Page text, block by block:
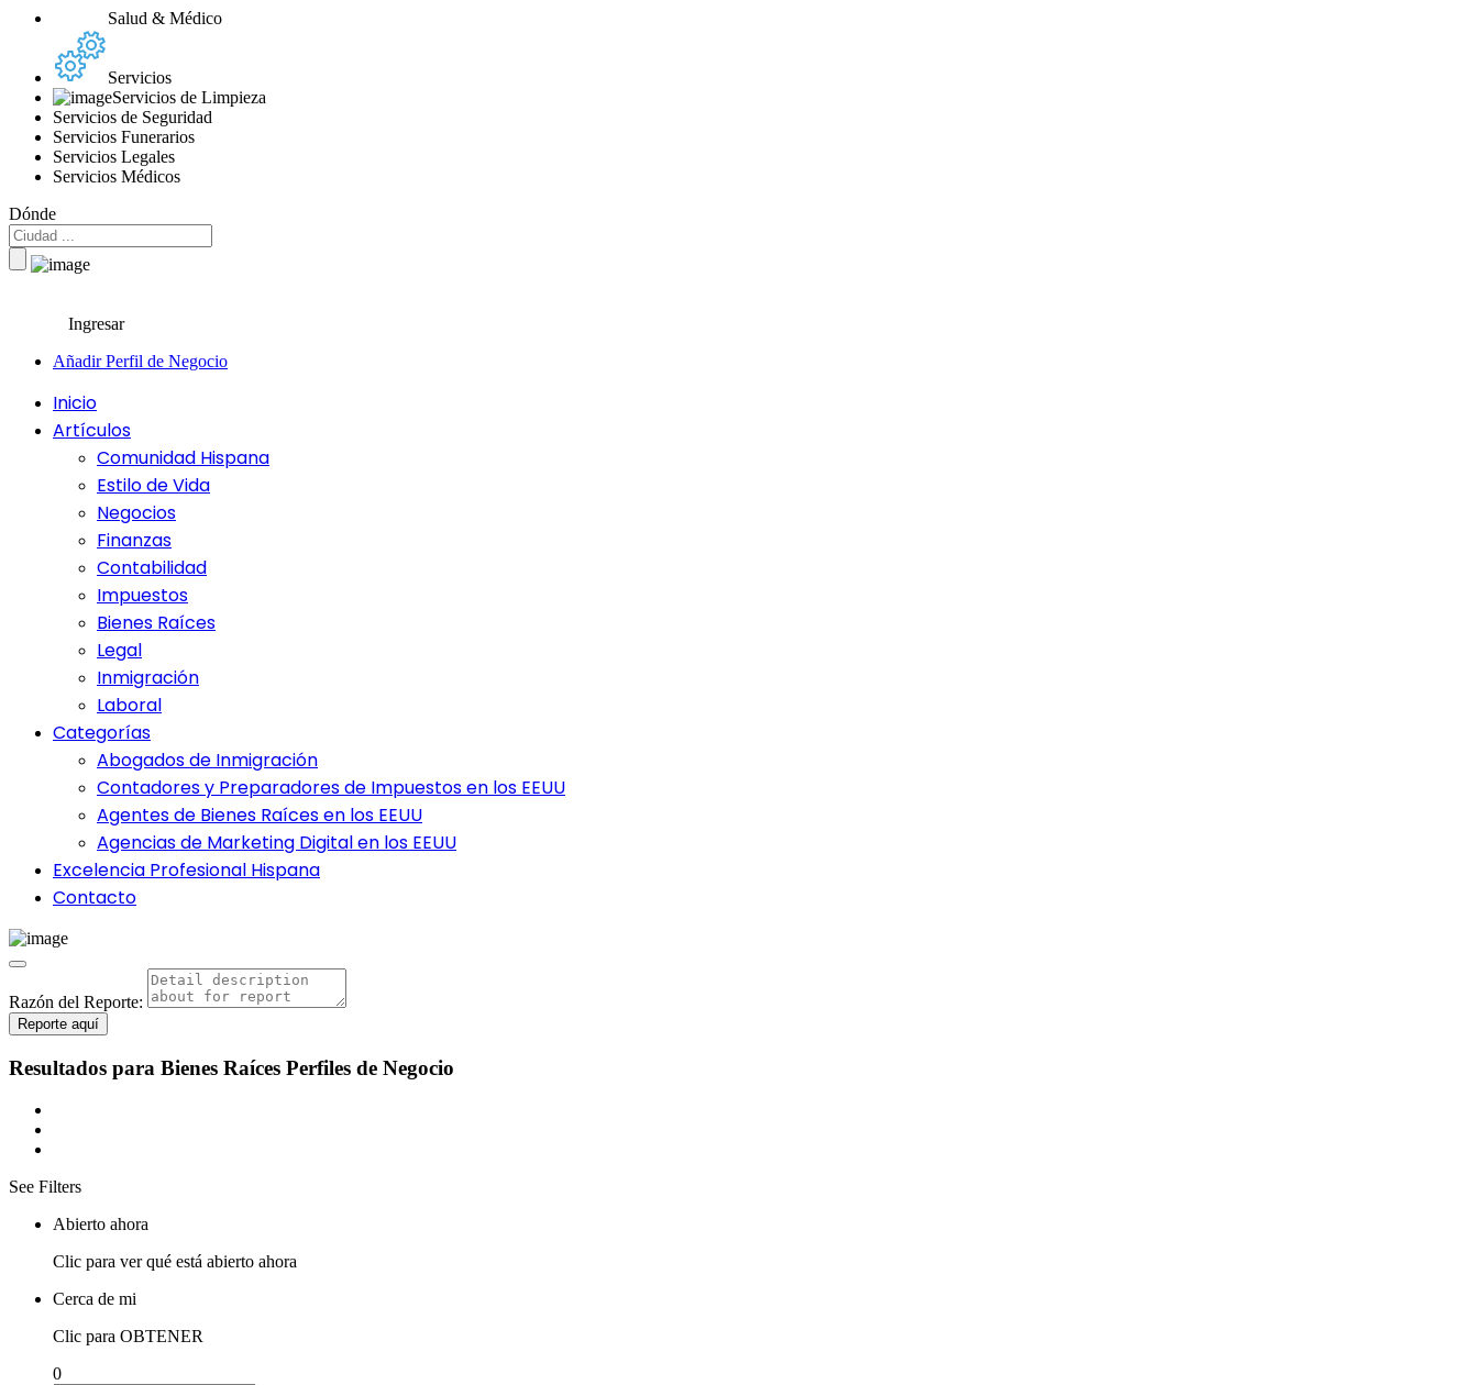
Salud & Médico
Servicios
Servicios de Limpieza
Servicios de Seguridad
Servicios Funerarios
Servicios Legales
Servicios Médicos
Dónde
Ingresar
Añadir Perfil de Negocio
Inicio
Artículos
Comunidad Hispana
Estilo de Vida
Negocios
Finanzas
Contabilidad
Impuestos
Bienes Raíces
Legal
Inmigración
Laboral
Categorías
Abogados de Inmigración
Contadores y Preparadores de Impuestos en los EEUU
Agentes de Bienes Raíces en los EEUU
Agencias de Marketing Digital en los EEUU
Excelencia Profesional Hispana
Contacto
Razón del Reporte:
Reporte aquí
Resultados para Bienes Raíces Perfiles de Negocio
See Filters
Abierto ahora
Clic para ver qué está abierto ahora
Cerca de mi
Clic para OBTENER
0